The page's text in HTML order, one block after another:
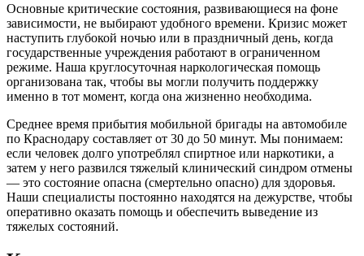
Основные критические состояния, развивающиеся на фоне
зависимости, не выбирают удобного времени. Кризис может
наступить глубокой ночью или в праздничный день, когда
государственные учреждения работают в ограниченном
режиме. Наша круглосуточная наркологическая помощь
организована так, чтобы вы могли получить поддержку
именно в тот момент, когда она жизненно необходима.
Среднее время прибытия мобильной бригады на автомобиле
по Краснодару составляет от 30 до 50 минут. Мы понимаем:
если человек долго употреблял спиртное или наркотики, а
затем у него развился тяжелый клинический синдром отмены
— это состояние опасна (смертельно опасно) для здоровья.
Наши специалисты постоянно находятся на дежурстве, чтобы
оперативно оказать помощь и обеспечить выведение из
тяжелых состояний.